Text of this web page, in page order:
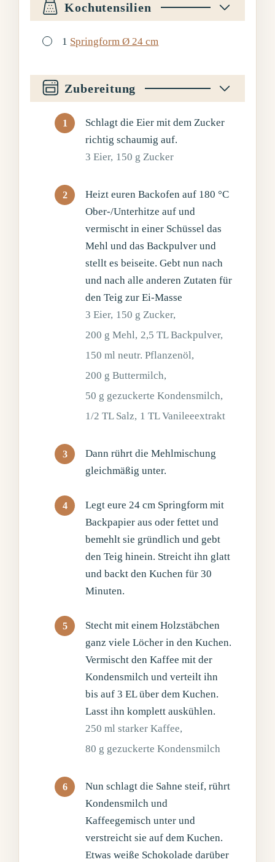
Kochutensilien
▢
1 Springform Ø 24 cm
Zubereitung
Schlagt die Eier mit dem Zucker
richtig schaumig auf.
3 Eier, 150 g Zucker
Heizt euren Backofen auf 180 °C
Ober-/Unterhitze auf und
vermischt in einer Schüssel das
Mehl und das Backpulver und
stellt es beiseite. Gebt nun nach
und nach alle anderen Zutaten für
den Teig zur Ei-Masse
3 Eier, 150 g Zucker,
200 g Mehl, 2,5 TL Backpulver,
150 ml neutr. Pflanzenöl,
200 g Buttermilch,
50 g gezuckerte Kondensmilch,
1/2 TL Salz, 1 TL Vanileeextrakt
Dann rührt die Mehlmischung
gleichmäßig unter.
Legt eure 24 cm Springform mit
Backpapier aus oder fettet und
bemehlt sie gründlich und gebt
den Teig hinein. Streicht ihn glatt
und backt den Kuchen für 30
Minuten.
Stecht mit einem Holzstäbchen
ganz viele Löcher in den Kuchen.
Vermischt den Kaffee mit der
Kondensmilch und verteilt ihn
bis auf 3 EL über dem Kuchen.
Lasst ihn komplett auskühlen.
250 ml starker Kaffee,
80 g gezuckerte Kondensmilch
Nun schlagt die Sahne steif, rührt
Kondensmilch und
Kaffeegemisch unter und
verstreicht sie auf dem Kuchen.
Etwas weiße Schokolade darüber